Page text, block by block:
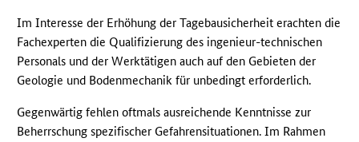
Im Interesse der Erhöhung der Tagebausicherheit erachten die
Fachexperten die Qualifizierung des ingenieur-technischen
Personals und der Werktätigen auch auf den Gebieten der
Geologie und Bodenmechanik für unbedingt erforderlich.
Gegenwärtig fehlen oftmals ausreichende Kenntnisse zur
Beherrschung spezifischer Gefahrensituationen. Im Rahmen